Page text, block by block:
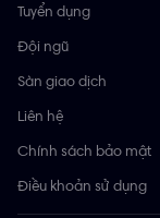
Tuyển dụng
Đội ngũ
Sàn giao dịch
Liên hệ
Chính sách bảo mật
Điều khoản sử dụng